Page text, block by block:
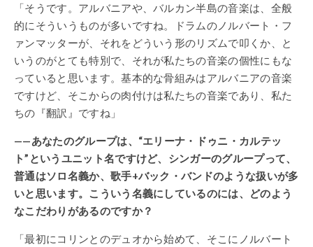
「そうです。アルバニアや、バルカン半島の音楽は、全般
的にそういうものが多いですね。ドラムのノルバート・フ
ァンマッターが、それをどういう形のリズムで叩くか、と
いうのがとても特別で、それが私たちの音楽の個性にもな
っていると思います。基本的な骨組みはアルバニアの音楽
ですけど、そこからの肉付けは私たちの音楽であり、私た
ちの『翻訳』ですね」
——あなたのグループは、“エリーナ・ドゥニ・カルテッ
ト”というユニット名ですけど、シンガーのグループって、
普通はソロ名義か、歌手+バック・バンドのような扱いが多
いと思います。こういう名義にしているのには、どのよう
なこだわりがあるのですか？
「最初にコリンとのデュオから始めて、そこにノルバート